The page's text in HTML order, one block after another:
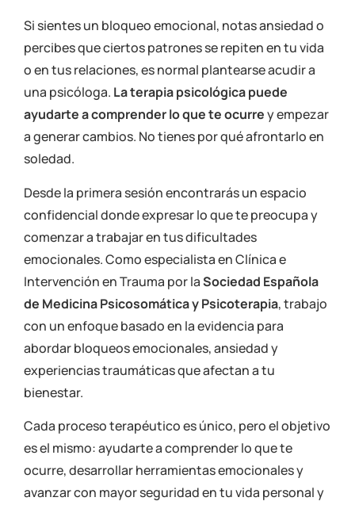
Si sientes un bloqueo emocional, notas ansiedad o
percibes que ciertos patrones se repiten en tu vida
o en tus relaciones, es normal plantearse acudir a
una psicóloga. La terapia psicológica puede
ayudarte a comprender lo que te ocurrey empezar
a generar cambios. No tienes por qué afrontarlo en
soledad.
Desde la primera sesión encontrarás un espacio
confidencial donde expresar lo que te preocupa y
comenzar a trabajar en tus dificultades
emocionales. Como especialista en Clínica e
Intervención en Trauma por laSociedad Española
de Medicina Psicosomática y Psicoterapia, trabajo
con un enfoque basado en la evidencia para
abordar bloqueos emocionales, ansiedad y
experiencias traumáticas que afectan a tu
bienestar.
Cada proceso terapéutico es único, pero el objetivo
es el mismo: ayudarte a comprender lo que te
ocurre, desarrollar herramientas emocionales y
avanzar con mayor seguridad en tu vida personal y